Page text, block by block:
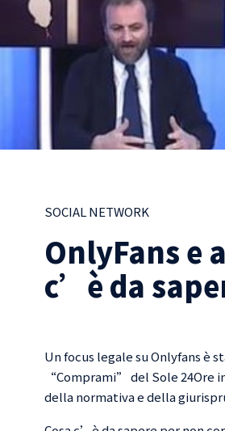
SOCIAL NETWORK
OnlyFans e
c’è da
Un focus legale su Onlyfans è
“Comprami” del Sole 24Ore
della normativa e della